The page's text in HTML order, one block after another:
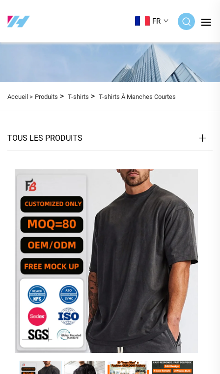
FR
Accueil > Produits > T-shirts > T-shirts À Manches Courtes
TOUS LES PRODUITS